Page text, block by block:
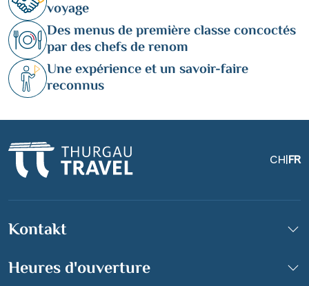
voyage
Des menus de première classe concoctés
par des chefs de renom
Une expérience et un savoir-faire
reconnus
CH|FR
Kontakt
Heures d'ouverture